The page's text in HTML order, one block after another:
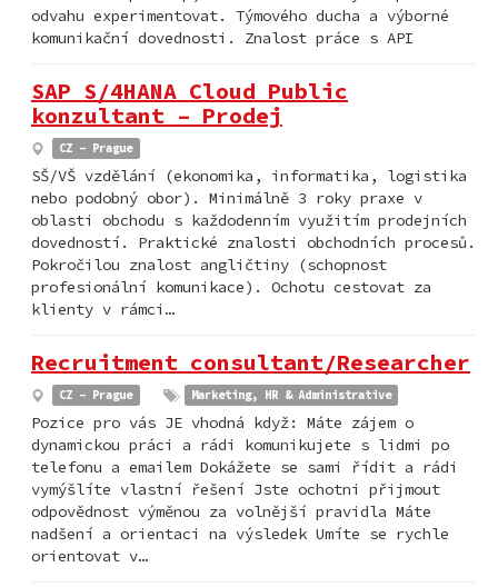
odvahu experimentovat. Týmového ducha a výborné
komunikační dovednosti. Znalost práce s API
​​​​​​​SAP S/4HANA Cloud Public
konzultant – Prodej
CZ - Prague
SŠ/VŠ vzdělání (ekonomika, informatika, logistika
nebo podobný obor). Minimálně 3 roky praxe v
oblasti obchodu s každodenním využitím prodejních
dovedností. Praktické znalosti obchodních procesů.
Pokročilou znalost angličtiny (schopnost
profesionální komunikace). Ochotu cestovat za
klienty v rámci…
Recruitment consultant/Researcher
CZ - Prague Marketing, HR & Administrative
Pozice pro vás JE vhodná když: Máte zájem o
dynamickou práci a rádi komunikujete s lidmi po
telefonu a emailem Dokážete se sami řídit a rádi
vymýšlíte vlastní řešení Jste ochotni přijmout
odpovědnost výměnou za volnější pravidla Máte
nadšení a orientaci na výsledek Umíte se rychle
orientovat v…